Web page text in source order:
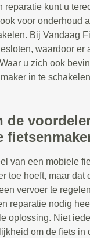
reparatie kunt u
voor onderhoud
Bij Vandaag
waardoor er
u zich ook
in te
de
van een mobiele
toe hoeft, maar dat
vervoer te
reparatie nodig
oplossing. Niet
om de fiets in